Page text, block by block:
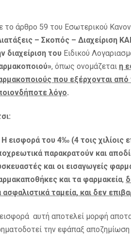
το άρθρο 59 του Εσωτερικού
– Σκοπός – Διαχείριση
διαχείριση του Ειδικού
, όπως ονομάζεται η
που εξέρχονται
λόγο.
Η εισφορά του 4‰ (4 τοις
παρακρατούν και
και οι εισαγωγείς
και τα φαρμακεία,
ασφαλιστικά ταμεία, και δεν
αυτή αποτελεί μορφή
την εφάπαξ